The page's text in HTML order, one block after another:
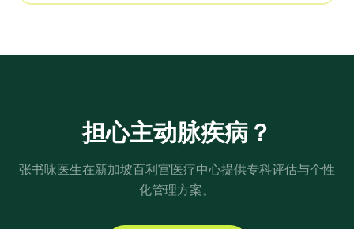
担心主动脉疾病 ？
张书咏医生在新加坡百利宫医疗中心提供专科评估与个性
化管理方案。